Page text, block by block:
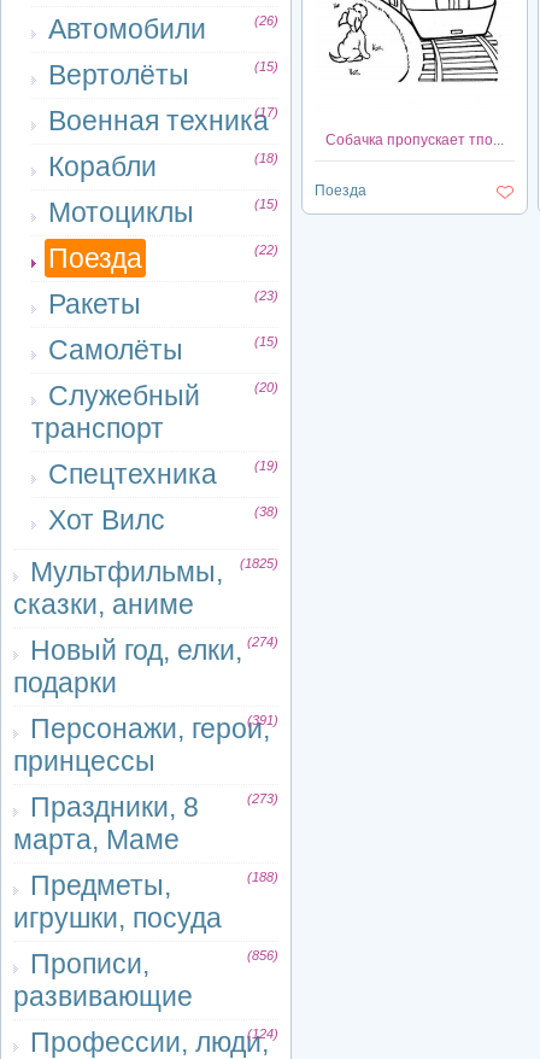
Автомобили
(26)
Вертолёты (15)
Военная техника
(17)
Корабли (18)
Мотоциклы (15)
Поезда (22)
Ракеты (23)
Самолёты (15)
Служебный
транспорт
(20)
Спецтехника (19)
Хот Вилс (38)
Мультфильмы,
сказки, аниме
(1825)
Новый год, елки,
подарки
(274)
Персонажи, герои,
принцессы
(391)
Праздники, 8
марта, Маме
(273)
Предметы,
игрушки, посуда
(188)
Прописи,
развивающие
(856)
Профессии, люди,
(124)
Собачка пропускает тпо...
Поезда